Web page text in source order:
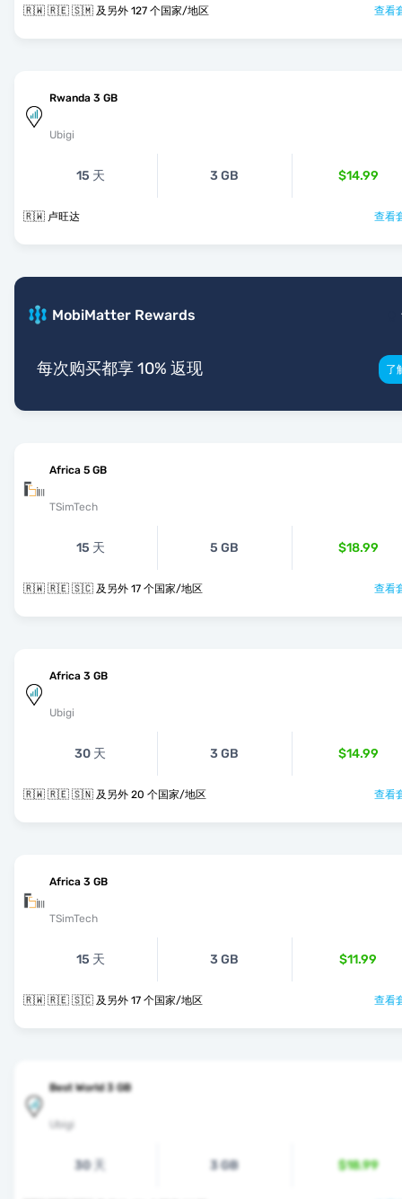
🇷🇼 🇷🇪 🇸🇲 及另外 127 个国家/地区 查看
Rwanda 3 GB
Ubigi
15 天 3 GB $14.99
🇷🇼 卢旺达 查看
MobiMatter Rewards
每次购买都享 10% 返现 了
Africa 5 GB
TSimTech
15 天 5 GB $18.99
🇷🇼 🇷🇪 🇸🇨 及另外 17 个国家/地区 查看
Africa 3 GB
Ubigi
30 天 3 GB $14.99
🇷🇼 🇷🇪 🇸🇳 及另外 20 个国家/地区 查看
Africa 3 GB
TSimTech
15 天 3 GB $11.99
🇷🇼 🇷🇪 🇸🇨 及另外 17 个国家/地区 查看
Best World 3 GB
Ubigi
30 天 3 GB $18.99